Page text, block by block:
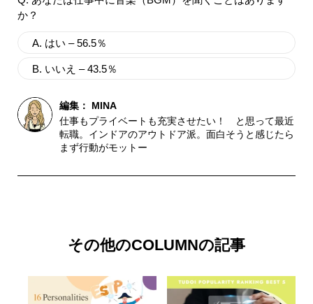
か？
A. はい – 56.5％
B. いいえ – 43.5％
編集： MINA
仕事もプライベートも充実させたい！ と思って最近
転職。インドアのアウトドア派。面白そうと感じたら
まず行動がモットー
その他のCOLUMNの記事